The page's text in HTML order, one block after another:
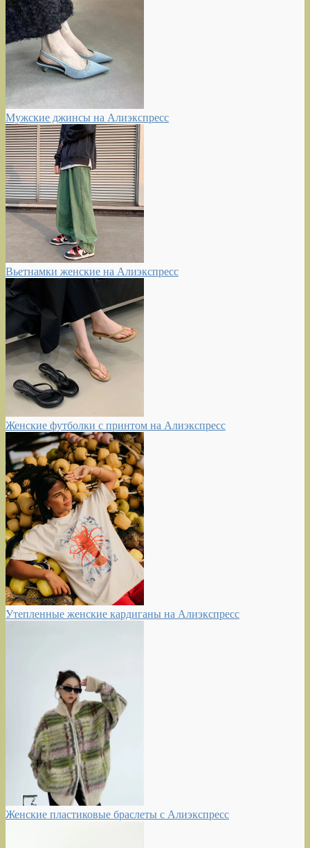
Мужские джинсы на Алиэкспресс
Вьетнамки женские на Алиэкспресс
Женские футболки с принтом на Алиэкспресс
Утепленные женские кардиганы на Алиэкспресс
Женские пластиковые браслеты с Алиэкспресс